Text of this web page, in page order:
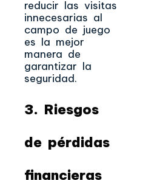
reducir las visitas
innecesarias al
campo de juego
es la mejor
manera de
garantizar la
seguridad.
3. Riesgos
de pérdidas
financieras